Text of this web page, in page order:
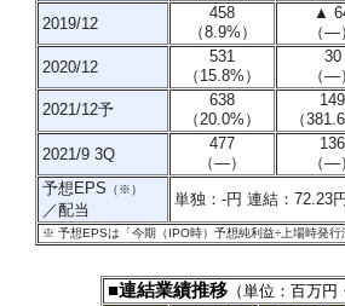
2019/12
458
（8.9%）
▲
（―
2020/12
531
（15.8%）
30
（―
2021/12予
638
（20.0%）
149
（
2021/9 3Q
477
（―）
136
（―
予想EPS
（※）
／配当
単独：-円 連結：72.23
※ 予想EPSは「今期（IPO時）予想純利益÷上場時発
■連結業績推移 （単位：百万円